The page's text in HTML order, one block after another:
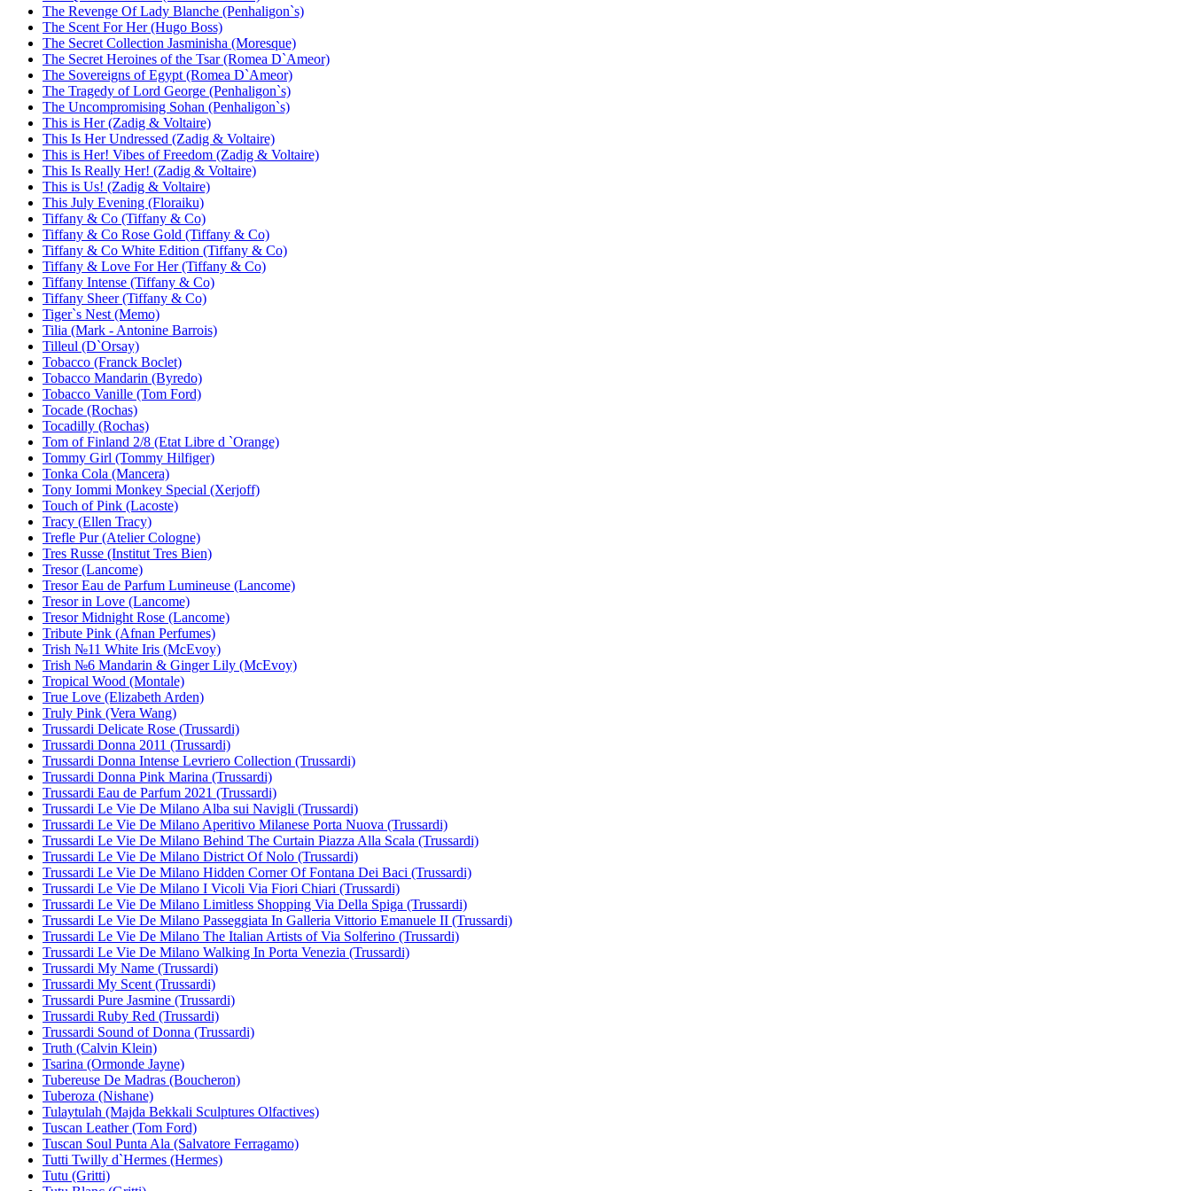
The Revenge Of Lady Blanche (Penhaligon`s)
The Scent For Her (Hugo Boss)
The Secret Collection Jasminisha (Moresque)
The Secret Heroines of the Tsar (Romea D`Ameor)
The Sovereigns of Egypt (Romea D`Ameor)
The Tragedy of Lord George (Penhaligon`s)
The Uncompromising Sohan (Penhaligon`s)
This is Her (Zadig & Voltaire)
This Is Her Undressed (Zadig & Voltaire)
This is Her! Vibes of Freedom (Zadig & Voltaire)
This Is Really Her! (Zadig & Voltaire)
This is Us! (Zadig & Voltaire)
This July Evening (Floraiku)
Tiffany & Co (Tiffany & Co)
Tiffany & Co Rose Gold (Tiffany & Co)
Tiffany & Co White Edition (Tiffany & Co)
Tiffany & Love For Her (Tiffany & Co)
Tiffany Intense (Tiffany & Co)
Tiffany Sheer (Tiffany & Co)
Tiger`s Nest (Memo)
Tilia (Mark - Antonine Barrois)
Tilleul (D`Orsay)
Tobacco (Franck Boclet)
Tobacco Mandarin (Byredo)
Tobacco Vanille (Tom Ford)
Tocade (Rochas)
Tocadilly (Rochas)
Tom of Finland 2/8 (Etat Libre d `Orange)
Tommy Girl (Tommy Hilfiger)
Tonka Cola (Mancera)
Tony Iommi Monkey Special (Xerjoff)
Touch of Pink (Lacoste)
Tracy (Ellen Tracy)
Trefle Pur (Atelier Cologne)
Tres Russe (Institut Tres Bien)
Tresor (Lancome)
Tresor Eau de Parfum Lumineuse (Lancome)
Tresor in Love (Lancome)
Tresor Midnight Rose (Lancome)
Tribute Pink (Afnan Perfumes)
Trish №11 White Iris (McEvoy)
Trish №6 Mandarin & Ginger Lily (McEvoy)
Tropical Wood (Montale)
True Love (Elizabeth Arden)
Truly Pink (Vera Wang)
Trussardi Delicate Rose (Trussardi)
Trussardi Donna 2011 (Trussardi)
Trussardi Donna Intense Levriero Collection (Trussardi)
Trussardi Donna Pink Marina (Trussardi)
Trussardi Eau de Parfum 2021 (Trussardi)
Trussardi Le Vie De Milano Alba sui Navigli (Trussardi)
Trussardi Le Vie De Milano Aperitivo Milanese Porta Nuova (Trussardi)
Trussardi Le Vie De Milano Behind The Curtain Piazza Alla Scala (Trussardi)
Trussardi Le Vie De Milano District Of Nolo (Trussardi)
Trussardi Le Vie De Milano Hidden Corner Of Fontana Dei Baci (Trussardi)
Trussardi Le Vie De Milano I Vicoli Via Fiori Chiari (Trussardi)
Trussardi Le Vie De Milano Limitless Shopping Via Della Spiga (Trussardi)
Trussardi Le Vie De Milano Passeggiata In Galleria Vittorio Emanuele II (Trussardi)
Trussardi Le Vie De Milano The Italian Artists of Via Solferino (Trussardi)
Trussardi Le Vie De Milano Walking In Porta Venezia (Trussardi)
Trussardi My Name (Trussardi)
Trussardi My Scent (Trussardi)
Trussardi Pure Jasmine (Trussardi)
Trussardi Ruby Red (Trussardi)
Trussardi Sound of Donna (Trussardi)
Truth (Calvin Klein)
Tsarina (Ormonde Jayne)
Tubereuse De Madras (Boucheron)
Tuberoza (Nishane)
Tulaytulah (Majda Bekkali Sculptures Olfactives)
Tuscan Leather (Tom Ford)
Tuscan Soul Punta Ala (Salvatore Ferragamo)
Tutti Twilly d`Hermes (Hermes)
Tutu (Gritti)